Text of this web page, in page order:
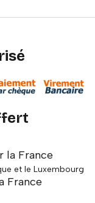
la France
et le Luxembourg
France